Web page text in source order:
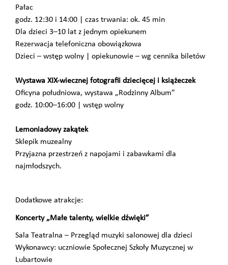
Pałac
godz. 12:30 i 14:00 | czas trwania: ok. 45 min
Dla dzieci 3–10 lat z jednym opiekunem
Rezerwacja telefoniczna obowiązkowa
Dzieci – wstęp wolny | opiekunowie – wg cennika biletów
Wystawa XIX-wiecznej fotografii dziecięcej i książeczek
Oficyna południowa, wystawa „Rodzinny Album”
godz. 10:00–16:00 | wstęp wolny
Lemoniadowy zakątek
Sklepik muzealny
Przyjazna przestrzeń z napojami i zabawkami dla
najmłodszych.
Dodatkowe atrakcje:
Koncerty „Małe talenty, wielkie dźwięki”
Sala Teatralna – Przegląd muzyki salonowej dla dzieci
Wykonawcy: uczniowie Społecznej Szkoły Muzycznej w
Lubartowie